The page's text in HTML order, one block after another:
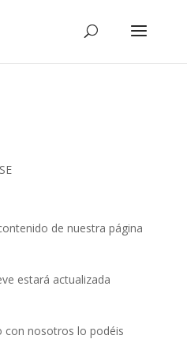
de nuestra página
estará actualizada
con nosotros lo podéis